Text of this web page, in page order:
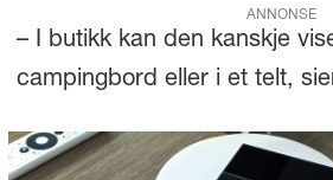
ANNONSE
– I butikk kan den kanskje
campingbord eller i et telt,